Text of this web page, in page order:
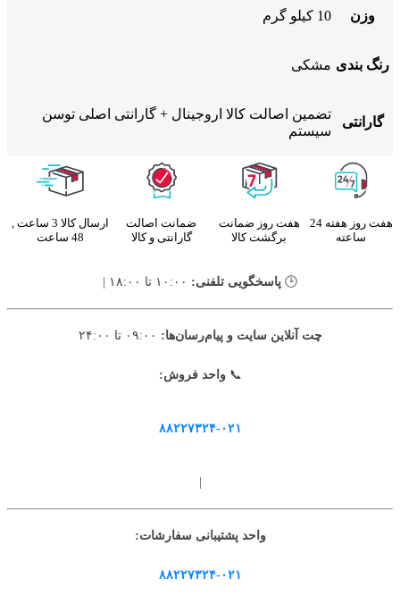
وزن 10 کیلو گرم
رنگ بندی مشکی
گارانتی
تضمین اصالت کالا اروجینال + گارانتی اصلی توسن
سیستم
هفت روز هفته 24
ساعته
هفت روز ضمانت
برگشت کالا
ضمانت اصالت
گارانتی و کالا
ارسال کالا 3 ساعت ,
48 ساعت
🕒 پاسخگویی تلفنی:
چت آنلاین سایت و پیام‌رسان‌ها:
📞واحد فروش:
۸۸۲۲۷۳۲۴-۰۲۱
واحد پشتیبانی سفارشات:
۸۸۲۲۷۳۲۴-۰۲۱